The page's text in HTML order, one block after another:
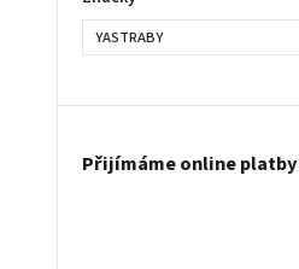
YASTRABY
S - Long
Přijímáme online platby